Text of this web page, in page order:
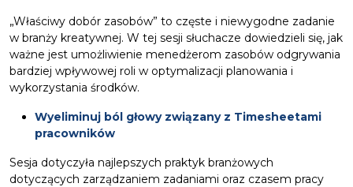
„Właściwy dobór zasobów” to częste i niewygodne zadanie
w branży kreatywnej. W tej sesji słuchacze dowiedzieli się, jak
ważne jest umożliwienie menedżerom zasobów odgrywania
bardziej wpływowej roli w optymalizacji planowania i
wykorzystania środków.
Wyeliminuj ból głowy związany z Timesheetami
pracowników
Sesja dotyczyła najlepszych praktyk branżowych
dotyczących zarządzaniem zadaniami oraz czasem pracy